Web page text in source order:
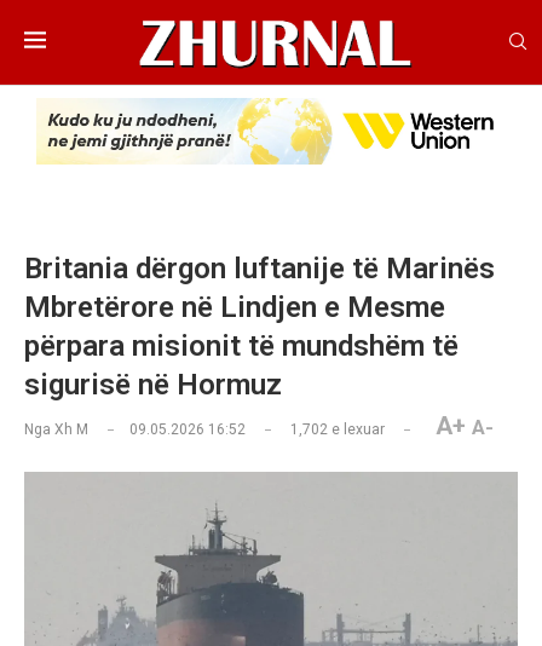
Britania dërgon luftanije të Marinës
Mbretërore në Lindjen e Mesme
përpara misionit të mundshëm të
sigurisë në Hormuz
Nga Xh M 09.05.2026 16:52 1,702 e lexuar A+ A-